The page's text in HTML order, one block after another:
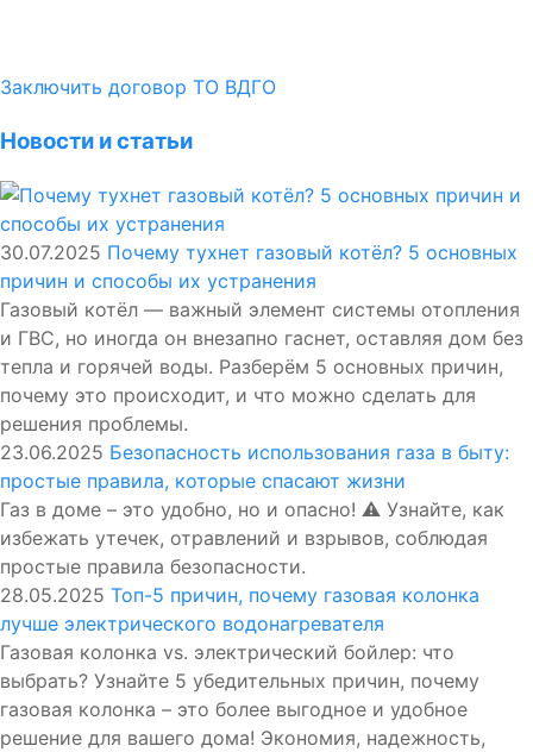
Заключить договор ТО ВДГО
Новости и статьи
30.07.2025 Почему тухнет газовый котёл? 5 основных
причин и способы их устранения
Газовый котёл — важный элемент системы отопления
и ГВС, но иногда он внезапно гаснет, оставляя дом без
тепла и горячей воды. Разберём 5 основных причин,
почему это происходит, и что можно сделать для
решения проблемы.
23.06.2025 Безопасность использования газа в быту:
простые правила, которые спасают жизни
Газ в доме – это удобно, но и опасно! ⚠️ Узнайте, как
избежать утечек, отравлений и взрывов, соблюдая
простые правила безопасности.
28.05.2025 Топ-5 причин, почему газовая колонка
лучше электрического водонагревателя
Газовая колонка vs. электрический бойлер: что
выбрать? Узнайте 5 убедительных причин, почему
газовая колонка – это более выгодное и удобное
решение для вашего дома! Экономия, надежность,